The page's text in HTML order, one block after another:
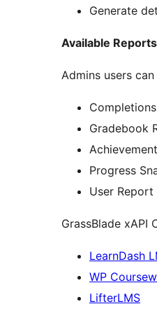
Generate
Available Reports
Admins users
Gradebook
Progress
User Report
GrassBlade xAPI
LearnDash
WP
LifterLMS